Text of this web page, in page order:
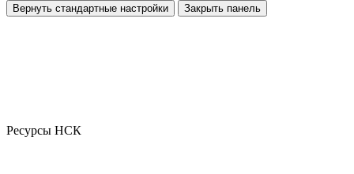
Вернуть стандартные настройки Закрыть панель
Ресурсы НСК